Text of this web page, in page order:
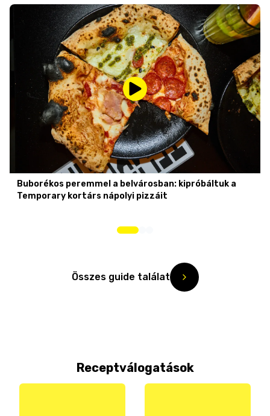
Buborékos peremmel a belvárosban: kipróbáltuk a
Temporary kortárs nápolyi pizzáit
Összes guide találat
Receptválogatások